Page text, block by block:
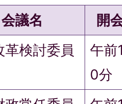
会議名 開
革検討委員
午前
0分